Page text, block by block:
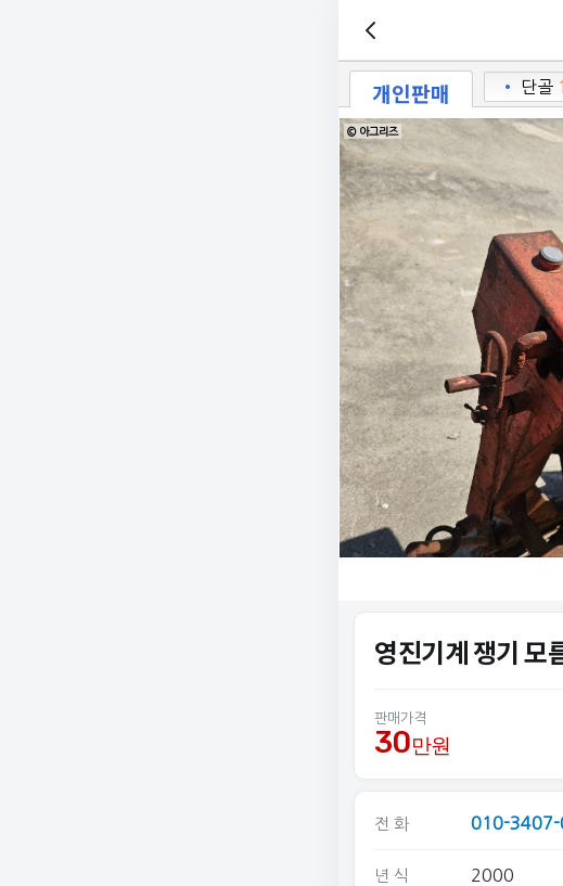
개인판매 • 단골 1
© 아그리즈
영진기계 쟁기 모
판매가격
30만원
전 화 010-
년 식 2000